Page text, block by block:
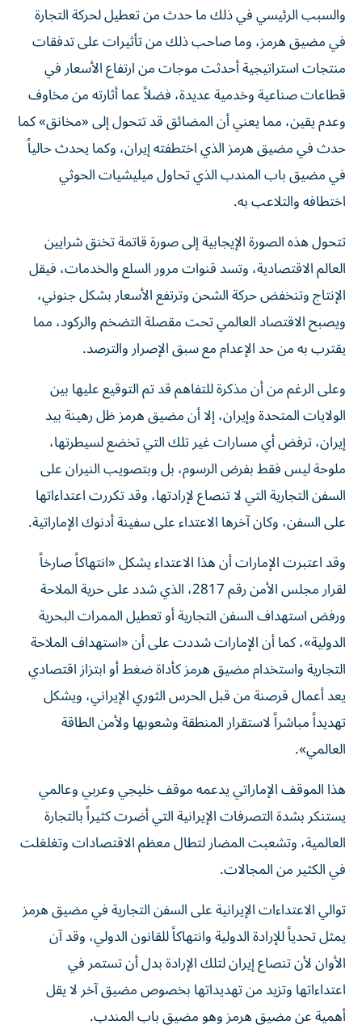
والسبب الرئيسي في ذلك ما حدث من تعطيل لحركة التجارة
في مضيق هرمز، وما صاحب ذلك من تأثيرات على تدفقات
منتجات استراتيجية أحدثت موجات من ارتفاع الأسعار في
قطاعات صناعية وخدمية عديدة، فضلاً عما أثارته من مخاوف
وعدم يقين، مما يعني أن المضائق قد تتحول إلى «مخانق» كما
حدث في مضيق هرمز الذي اختطفته إيران، وكما يحدث حالياً
في مضيق باب المندب الذي تحاول ميليشيات الحوثي
اختطافه والتلاعب به.
تتحول هذه الصورة الإيجابية إلى صورة قاتمة تخنق شرايين
العالم الاقتصادية، وتسد قنوات مرور السلع والخدمات، فيقل
الإنتاج وتنخفض حركة الشحن وترتفع الأسعار بشكل جنوني،
ويصبح الاقتصاد العالمي تحت مقصلة التضخم والركود، مما
يقترب به من حد الإعدام مع سبق الإصرار والترصد.
وعلى الرغم من أن مذكرة للتفاهم قد تم التوقيع عليها بين
الولايات المتحدة وإيران، إلا أن مضيق هرمز ظل رهينة بيد
إيران، ترفض أي مسارات غير تلك التي تخضع لسيطرتها،
ملوحة ليس فقط بفرض الرسوم، بل وبتصويب النيران على
السفن التجارية التي لا تنصاع لإرادتها، وقد تكررت اعتداءاتها
على السفن، وكان آخرها الاعتداء على سفينة أدنوك الإماراتية.
وقد اعتبرت الإمارات أن هذا الاعتداء يشكل «انتهاكاً صارخاً
لقرار مجلس الأمن رقم 2817، الذي شدد على حرية الملاحة
ورفض استهداف السفن التجارية أو تعطيل الممرات البحرية
الدولية»، كما أن الإمارات شددت على أن «استهداف الملاحة
التجارية واستخدام مضيق هرمز كأداة ضغط أو ابتزاز اقتصادي
يعد أعمال قرصنة من قبل الحرس الثوري الإيراني، ويشكل
تهديداً مباشراً لاستقرار المنطقة وشعوبها ولأمن الطاقة
العالمي».
هذا الموقف الإماراتي يدعمه موقف خليجي وعربي وعالمي
يستنكر بشدة التصرفات الإيرانية التي أضرت كثيراً بالتجارة
العالمية، وتشعبت المضار لتطال معظم الاقتصادات وتغلغلت
في الكثير من المجالات.
توالي الاعتداءات الإيرانية على السفن التجارية في مضيق هرمز
يمثل تحدياً للإرادة الدولية وانتهاكاً للقانون الدولي، وقد آن
الأوان لأن تنصاع إيران لتلك الإرادة بدل أن تستمر في
اعتداءاتها وتزيد من تهديداتها بخصوص مضيق آخر لا يقل
أهمية عن مضيق هرمز وهو مضيق باب المندب.